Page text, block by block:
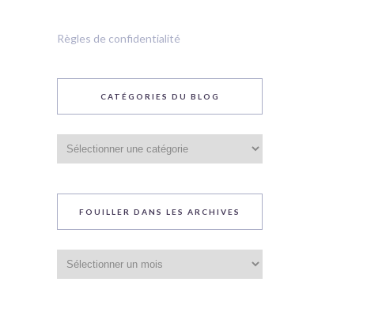
Règles de confidentialité
CATÉGORIES DU BLOG
du
blog
FOUILLER DANS LES ARCHIVES
dans
les